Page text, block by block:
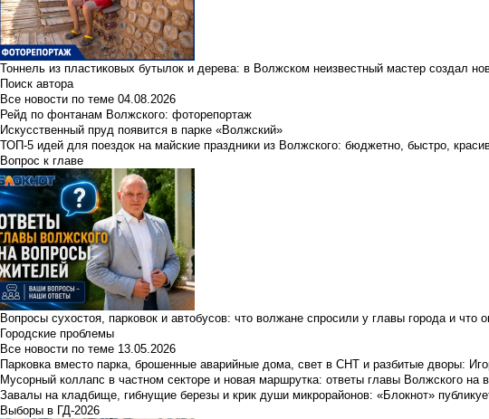
Тоннель из пластиковых бутылок и дерева: в Волжском неизвестный мастер создал
Поиск автора
Все новости по теме 04.08.2026
Рейд по фонтанам Волжского: фоторепортаж
Искусственный пруд появится в парке «Волжский»
ТОП-5 идей для поездок на майские праздники из Волжского: бюджетно, быстро,
Вопрос к главе
Вопросы сухостоя, парковок и автобусов: что волжане спросили у главы города и что
Городские проблемы
Все новости по теме 13.05.2026
Парковка вместо парка, брошенные аварийные дома, свет в СНТ и разбитые дворы:
Мусорный коллапс в частном секторе и новая маршрутка: ответы главы Волжского на
Завалы на кладбище, гибнущие березы и крик души микрорайонов: «Блокнот»
Выборы в ГД-2026